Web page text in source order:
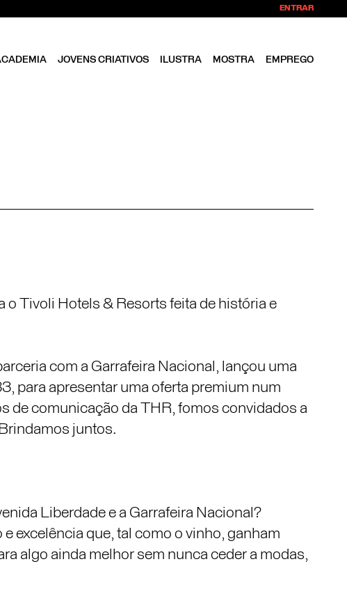
ENTRAR
JOVENS CRIATIVOS ILUSTRA MOSTRA EMPREGO
o Tivoli Hotels & Resorts feita de história e
com a Garrafeira Nacional, lançou uma
para apresentar uma oferta premium num
de comunicação da THR, fomos convidados a
juntos.
Liberdade e a Garrafeira Nacional?
excelência que, tal como o vinho, ganham
algo ainda melhor sem nunca ceder a modas,